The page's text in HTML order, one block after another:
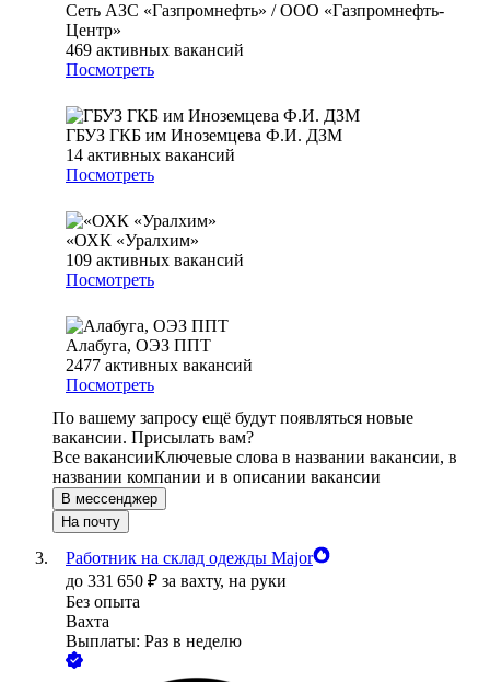
Сеть АЗС «Газпромнефть» / ООО «Газпромнефть-
Центр»
469 активных вакансий
Посмотреть
ГБУЗ ГКБ им Иноземцева Ф.И. ДЗМ
14 активных вакансий
Посмотреть
«ОХК «Уралхим»
109 активных вакансий
Посмотреть
Алабуга, ОЭЗ ППТ
2477 активных вакансий
Посмотреть
По вашему запросу ещё будут появляться новые
вакансии. Присылать вам?
Все вакансииКлючевые слова в названии вакансии, в
названии компании и в описании вакансии
В мессенджер
На почту
Работник на склад одежды Major
до 331 650 ₽ за вахту, на руки
Без опыта
Вахта
Выплаты: Раз в неделю